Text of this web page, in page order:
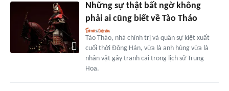
Những sự thật bất ngờ không
phải ai cũng biết về Tào Tháo
Tào Tháo, nhà chính trị và quân sự kiệt xuất
cuối thời Đông Hán, vừa là anh hùng vừa là
nhân vật gây tranh cãi trong lịch sử Trung
Hoa.